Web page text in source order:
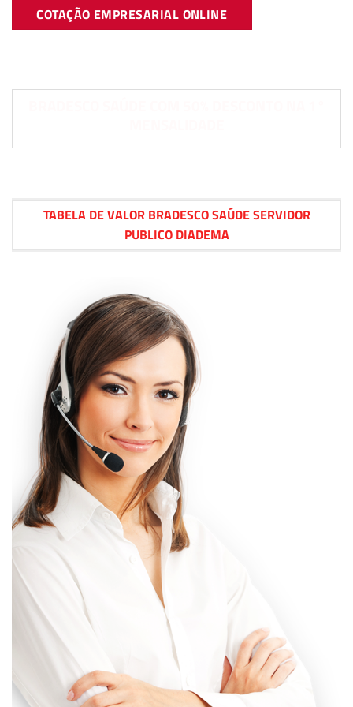
COTAÇÃO EMPRESARIAL ONLINE
TABELA DE VALOR BRADESCO SAÚDE SERVIDOR
PUBLICO DIADEMA